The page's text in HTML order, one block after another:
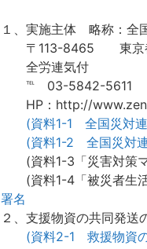
１、実施主体 略称：全
〒113-8465 東京都
全労連気付
℡ 03-5842-5611
HP：http://
(資料1-1 全国災対
(資料1-2 全国災対
(資料1-3「災害対策
(資料1-4「被災者生活
署名
２、支援物資の共同発送
(資料2-1 救援物資